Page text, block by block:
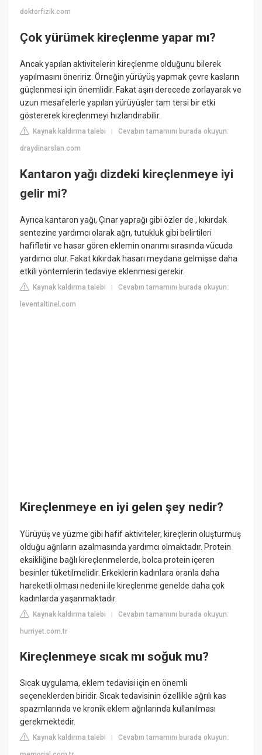
doktorfizik.com
Çok yürümek kireçlenme yapar mı?
Ancak yapılan aktivitelerin kireçlenme olduğunu bilerek
yapılmasını öneririz. Örneğin yürüyüş yapmak çevre kasların
güçlenmesi için önemlidir. Fakat aşırı derecede zorlayarak ve
uzun mesafelerle yapılan yürüyüşler tam tersi bir etki
göstererek kireçlenmeyi hızlandırabilir.
Kaynak kaldırma talebi |Cevabın tamamını burada okuyun:
draydinarslan.com
Kantaron yağı dizdeki kireçlenmeye iyi
gelir mi?
Ayrıca kantaron yağı, Çınar yaprağı gibi özler de , kıkırdak
sentezine yardımcı olarak ağrı, tutukluk gibi belirtileri
hafifletir ve hasar gören eklemin onarımı sırasında vücuda
yardımcı olur. Fakat kıkırdak hasarı meydana gelmişse daha
etkili yöntemlerin tedaviye eklenmesi gerekir.
Kaynak kaldırma talebi |Cevabın tamamını burada okuyun:
leventaltinel.com
Kireçlenmeye en iyi gelen şey nedir?
Yürüyüş ve yüzme gibi hafif aktiviteler, kireçlerin oluşturmuş
olduğu ağrıların azalmasında yardımcı olmaktadır. Protein
eksikliğine bağlı kireçlenmelerde, bolca protein içeren
besinler tüketilmelidir. Erkeklerin kadınlara oranla daha
hareketli olması nedeni ile kireçlenme genelde daha çok
kadınlarda yaşanmaktadır.
Kaynak kaldırma talebi |Cevabın tamamını burada okuyun:
hurriyet.com.tr
Kireçlenmeye sıcak mı soğuk mu?
Sıcak uygulama, eklem tedavisi için en önemli
seçeneklerden biridir. Sıcak tedavisinin özellikle ağrılı kas
spazmlarında ve kronik eklem ağrılarında kullanılması
gerekmektedir.
Kaynak kaldırma talebi |Cevabın tamamını burada okuyun: